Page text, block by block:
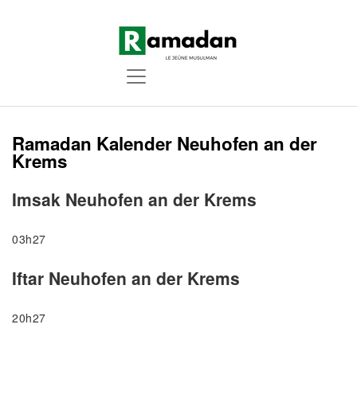
Ramadan Kalender Neuhofen an der
Krems
Imsak Neuhofen an der Krems
03h27
Iftar Neuhofen an der Krems
20h27